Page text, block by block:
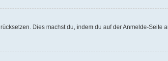
Dies machst du, indem du auf der Anmelde-Seite